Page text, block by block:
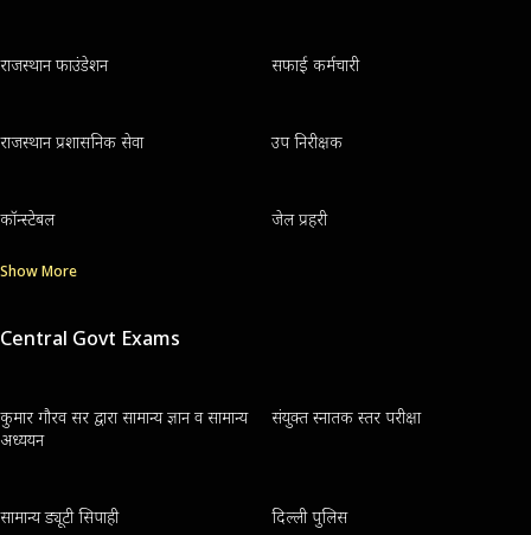
राजस्थान फाउंडेशन सफाई कर्मचारी
राजस्थान प्रशासनिक सेवा उप निरीक्षक
कॉन्स्टेबल जेल प्रहरी
Show More
Central Govt Exams
कुमार गौरव सर द्वारा सामान्य ज्ञान व सामान्य
अध्ययन
संयुक्त स्नातक स्तर परीक्षा
सामान्य ड्यूटी सिपाही दिल्ली पुलिस